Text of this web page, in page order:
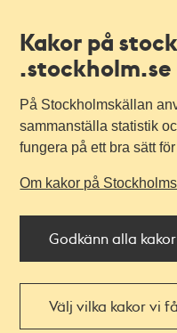
Kakor på
.stockholm.se
På Stockholmskällan
sammanställa statistik
fungera på ett bra sätt
Om kakor på
Godkänn alla kakor
Välj vilka kakor vi